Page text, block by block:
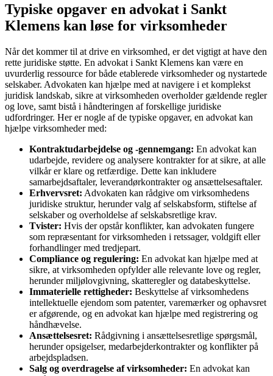
Typiske opgaver en advokat i Sankt
Klemens kan løse for virksomheder
Når det kommer til at drive en virksomhed, er det vigtigt at have den
rette juridiske støtte. En advokat i Sankt Klemens kan være en
uvurderlig ressource for både etablerede virksomheder og nystartede
selskaber. Advokaten kan hjælpe med at navigere i et komplekst
juridisk landskab, sikre at virksomheden overholder gældende regler
og love, samt bistå i håndteringen af forskellige juridiske
udfordringer. Her er nogle af de typiske opgaver, en advokat kan
hjælpe virksomheder med:
Kontraktudarbejdelse og -gennemgang: En advokat kan
udarbejde, revidere og analysere kontrakter for at sikre, at alle
vilkår er klare og retfærdige. Dette kan inkludere
samarbejdsaftaler, leverandørkontrakter og ansættelsesaftaler.
Erhvervsret: Advokaten kan rådgive om virksomhedens
juridiske struktur, herunder valg af selskabsform, stiftelse af
selskaber og overholdelse af selskabsretlige krav.
Tvister: Hvis der opstår konflikter, kan advokaten fungere
som repræsentant for virksomheden i retssager, voldgift eller
forhandlinger med tredjepart.
Compliance og regulering: En advokat kan hjælpe med at
sikre, at virksomheden opfylder alle relevante love og regler,
herunder miljølovgivning, skatteregler og databeskyttelse.
Immaterielle rettigheder: Beskyttelse af virksomhedens
intellektuelle ejendom som patenter, varemærker og ophavsret
er afgørende, og en advokat kan hjælpe med registrering og
håndhævelse.
Ansættelsesret: Rådgivning i ansættelsesretlige spørgsmål,
herunder opsigelser, medarbejderkontrakter og konflikter på
arbejdspladsen.
Salg og overdragelse af virksomheder: En advokat kan